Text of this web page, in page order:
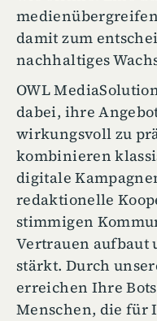
damit zum
nachhaltiges
OWL
dabei, ihre
wirkungsvoll zu
kombinieren
digitale
redaktionelle
stimmigen
Vertrauen aufbaut
stärkt. Durch
erreichen Ihre
Menschen, die für